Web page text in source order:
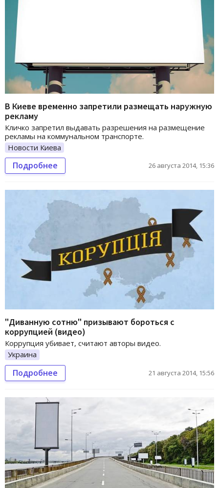
В Киеве временно запретили размещать наружную
рекламу
Кличко запретил выдавать разрешения на размещение
рекламы на коммунальном транспорте.
Новости Киева
Подробнее 26 августа 2014, 15:36
"Диванную сотню" призывают бороться с
коррупцией (видео)
Коррупция убивает, считают авторы видео.
Украина
Подробнее 21 августа 2014, 15:56